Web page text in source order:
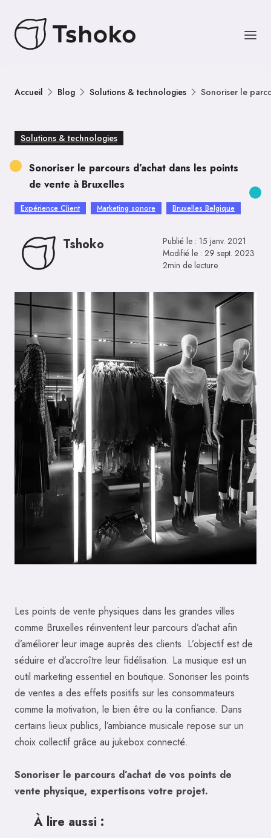
Accueil Blog Solutions & technologies Sonoriser le
Solutions & technologies
Sonoriser le parcours d’achat dans les points
de vente à Bruxelles
Expérience Client Marketing sonore Bruxelles Belgique
Tshoko Publié le : 15 janv. 2021
Modifié le : 29 sept. 2023
2min de lecture
Les points de vente physiques dans les grandes villes
comme Bruxelles réinventent leur parcours d’achat afin
d’améliorer leur image auprès des clients. L’objectif est de
séduire et d’accroître leur fidélisation. La musique est un
outil marketing essentiel en boutique. Sonoriser les points
de ventes a des effets positifs sur les consommateurs
comme la motivation, le bien être ou la confiance. Dans
certains lieux publics, l’ambiance musicale repose sur un
choix collectif grâce au jukebox connecté.
Sonoriser le parcours d’achat de vos points de
vente physique, expertisons votre projet.
À lire aussi :